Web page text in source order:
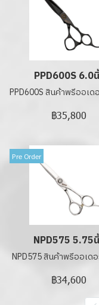
PPD600S 6.0
PPD600S สินค้าพรีออเด
฿35,800
Pre Order
NPD575 5.75
NPD575 สินค้าพรีออเด
฿34,600